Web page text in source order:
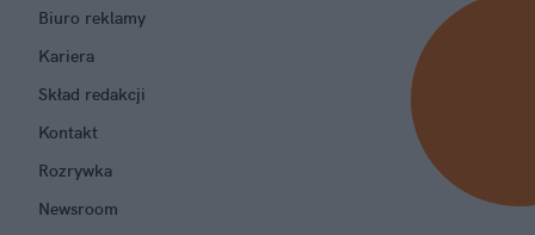
Biuro reklamy
Kariera
Skład redakcji
Kontakt
Rozrywka
Newsroom